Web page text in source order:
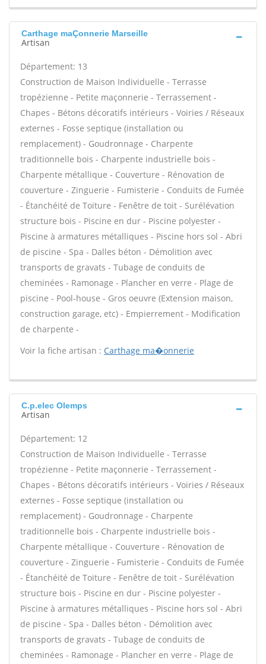
Carthage maÇonnerie Marseille
Artisan
Département: 13
Construction de Maison Individuelle - Terrasse
tropézienne - Petite maçonnerie - Terrassement -
Chapes - Bétons décoratifs intérieurs - Voiries / Réseaux
externes - Fosse septique (installation ou
remplacement) - Goudronnage - Charpente
traditionnelle bois - Charpente industrielle bois -
Charpente métallique - Couverture - Rénovation de
couverture - Zinguerie - Fumisterie - Conduits de Fumée
- Étanchéité de Toiture - Fenêtre de toit - Surélévation
structure bois - Piscine en dur - Piscine polyester -
Piscine à armatures métalliques - Piscine hors sol - Abri
de piscine - Spa - Dalles béton - Démolition avec
transports de gravats - Tubage de conduits de
cheminées - Ramonage - Plancher en verre - Plage de
piscine - Pool-house - Gros oeuvre (Extension maison,
construction garage, etc) - Empierrement - Modification
de charpente -
Voir la fiche artisan : Carthage ma�onnerie
C.p.elec Olemps
Artisan
Département: 12
Construction de Maison Individuelle - Terrasse
tropézienne - Petite maçonnerie - Terrassement -
Chapes - Bétons décoratifs intérieurs - Voiries / Réseaux
externes - Fosse septique (installation ou
remplacement) - Goudronnage - Charpente
traditionnelle bois - Charpente industrielle bois -
Charpente métallique - Couverture - Rénovation de
couverture - Zinguerie - Fumisterie - Conduits de Fumée
- Étanchéité de Toiture - Fenêtre de toit - Surélévation
structure bois - Piscine en dur - Piscine polyester -
Piscine à armatures métalliques - Piscine hors sol - Abri
de piscine - Spa - Dalles béton - Démolition avec
transports de gravats - Tubage de conduits de
cheminées - Ramonage - Plancher en verre - Plage de